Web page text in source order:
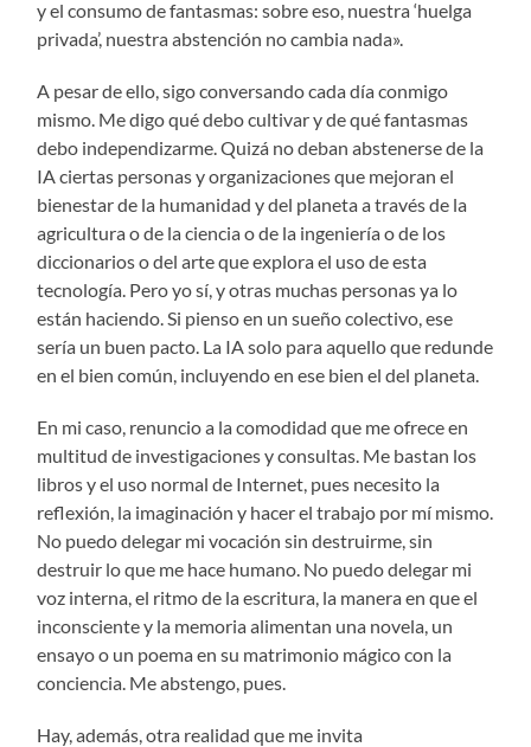
y el consumo de fantasmas: sobre eso, nuestra ‘huelga
privada’, nuestra abstención no cambia nada».
A pesar de ello, sigo conversando cada día conmigo
mismo. Me digo qué debo cultivar y de qué fantasmas
debo independizarme. Quizá no deban abstenerse de la
IA ciertas personas y organizaciones que mejoran el
bienestar de la humanidad y del planeta a través de la
agricultura o de la ciencia o de la ingeniería o de los
diccionarios o del arte que explora el uso de esta
tecnología. Pero yo sí, y otras muchas personas ya lo
están haciendo. Si pienso en un sueño colectivo, ese
sería un buen pacto. La IA solo para aquello que redunde
en el bien común, incluyendo en ese bien el del planeta.
En mi caso, renuncio a la comodidad que me ofrece en
multitud de investigaciones y consultas. Me bastan los
libros y el uso normal de Internet, pues necesito la
reflexión, la imaginación y hacer el trabajo por mí mismo.
No puedo delegar mi vocación sin destruirme, sin
destruir lo que me hace humano. No puedo delegar mi
voz interna, el ritmo de la escritura, la manera en que el
inconsciente y la memoria alimentan una novela, un
ensayo o un poema en su matrimonio mágico con la
conciencia. Me abstengo, pues.
Hay, además, otra realidad que me invita